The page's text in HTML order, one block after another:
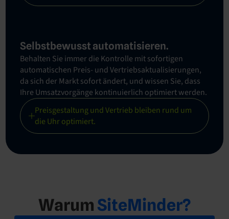
Selbstbewusst automatisieren.
Behalten Sie immer die Kontrolle mit sofortigen
automatischen Preis- und Vertriebsaktualisierungen,
da sich der Markt sofort ändert, und wissen Sie, dass
Ihre Umsatzvorgänge kontinuierlich optimiert werden.
Preisgestaltung und Vertrieb bleiben rund um
die Uhr optimiert.
Warum SiteMinder?